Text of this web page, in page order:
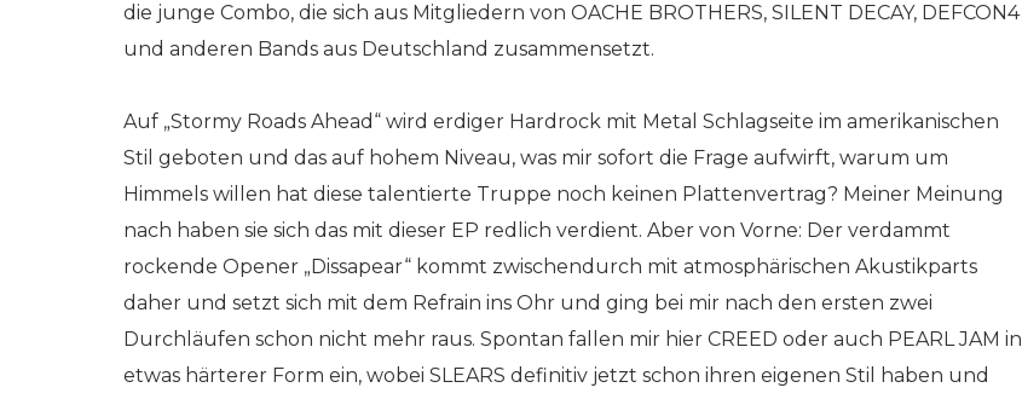
die junge Combo, die sich aus Mitgliedern von OACHE BROTHERS, SILENT DECAY, DEFCON4
und anderen Bands aus Deutschland zusammensetzt.
Auf „Stormy Roads Ahead“ wird erdiger Hardrock mit Metal Schlagseite im amerikanischen
Stil geboten und das auf hohem Niveau, was mir sofort die Frage aufwirft, warum um
Himmels willen hat diese talentierte Truppe noch keinen Plattenvertrag? Meiner Meinung
nach haben sie sich das mit dieser EP redlich verdient. Aber von Vorne: Der verdammt
rockende Opener „Dissapear“ kommt zwischendurch mit atmosphärischen Akustikparts
daher und setzt sich mit dem Refrain ins Ohr und ging bei mir nach den ersten zwei
Durchläufen schon nicht mehr raus. Spontan fallen mir hier CREED oder auch PEARL JAM in
etwas härterer Form ein, wobei SLEARS definitiv jetzt schon ihren eigenen Stil haben und